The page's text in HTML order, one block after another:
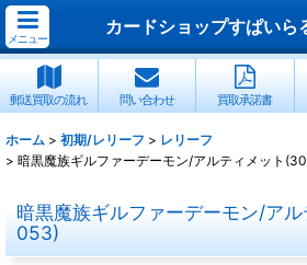
メニュー
カードショップすぱいら
郵送買取の流れ 問い合わせ 買取承諾書
ホーム > 初期/レリーフ > レリーフ
> 暗黒魔族ギルファーデーモン/アルティメット
暗黒魔族ギルファーデーモン/ア
053)